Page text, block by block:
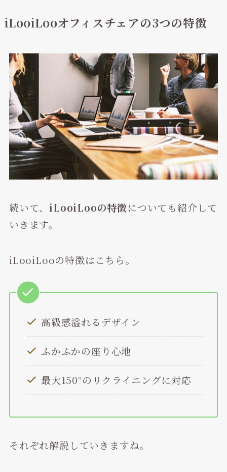
iLooiLooオフィスチェアの3つの特徴
続いて、iLooiLooの特徴についても紹介して
いきます。
iLooiLooの特徴はこちら。
高級感溢れるデザイン
ふかふかの座り心地
最大150°のリクライニングに対応
それぞれ解説していきますね。